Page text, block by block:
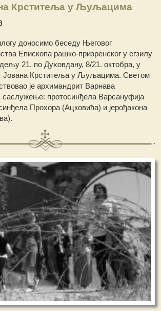
Крститеља у Љуљацима
доносимо беседу Његовог
Епископа рашко-призренског у егзилу
21. по Духовдану, 8/21. октобра, у
Јована Крститеља у Љуљацима. Светом
је архимандрит Варнава
саслужење: протосинђела Варсануфија
Прохора (Ацковића) и јерођакона